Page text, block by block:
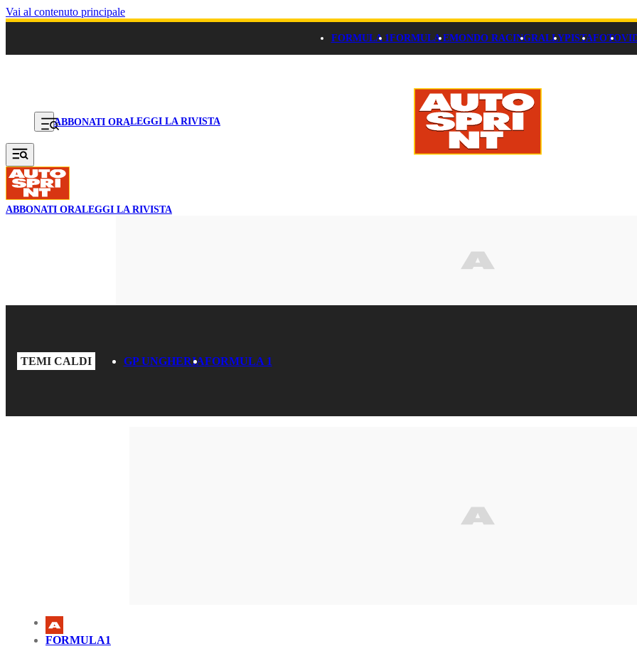
Vai al contenuto principale
FORMULA 1FORMULA EMONDO RACINGRALLYPISTAFOTO
ABBONATI ORALEGGI LA RIVISTA
ABBONATI ORALEGGI LA RIVISTA
TEMI CALDI GP UNGHERIAFORMULA 1
FORMULA1